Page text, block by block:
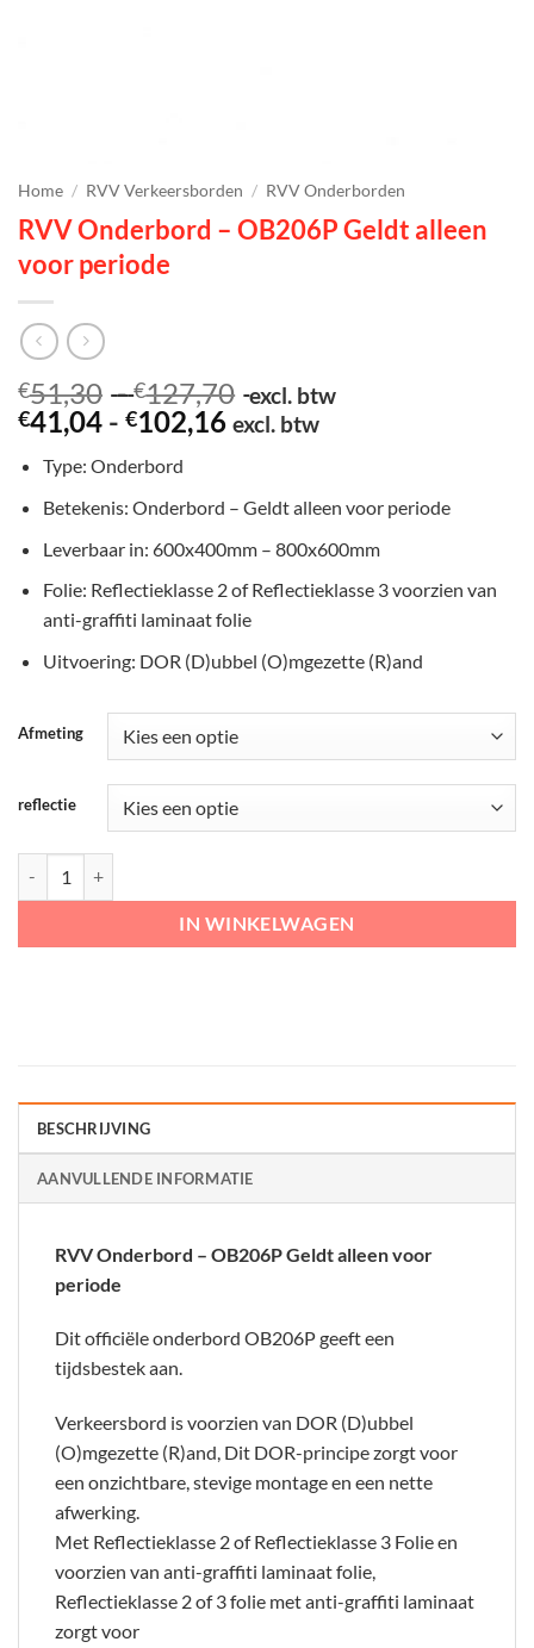
Home / RVV Verkeersborden / RVV Onderborden
RVV Onderbord – OB206P Geldt alleen
voor periode
€51,30 - €127,70 Prijsklasse:
€51,30
excl. btw
€41,04 - €102,16Prijsklasse:
€102,16
excl. btw
Type: Onderbord
Betekenis: Onderbord – Geldt alleen voor periode
Leverbaar in: 600x400mm – 800x600mm
Folie: Reflectieklasse 2 of Reflectieklasse 3 voorzien van
anti-graffiti laminaat folie
Uitvoering: DOR (D)ubbel (O)mgezette (R)and
Afmeting
reflectie
IN WINKELWAGEN
BESCHRIJVING
AANVULLENDE INFORMATIE
RVV Onderbord – OB206P Geldt alleen voor
periode
Dit officiële onderbord OB206P geeft een
tijdsbestek aan.
Verkeersbord is voorzien van DOR (D)ubbel
(O)mgezette (R)and, Dit DOR-principe zorgt voor
een onzichtbare, stevige montage en een nette
afwerking.
Met Reflectieklasse 2 of Reflectieklasse 3 Folie en
voorzien van anti-graffiti laminaat folie,
Reflectieklasse 2 of 3 folie met anti-graffiti laminaat
zorgt voor